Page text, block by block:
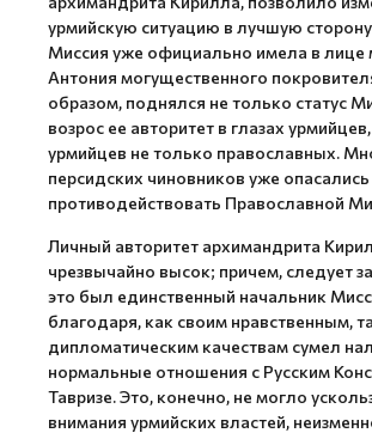
урмийскую ситуацию в лучшую
Миссия уже официально имела в лице
Антония могущественного
образом, поднялся не только статус
возрос ее авторитет в глазах
урмийцев не только православных.
персидских чиновников уже
противодействовать Православной
Личный авторитет архимандрита
чрезвычайно высок; причем, следует
это был единственный начальник
благодаря, как своим нравственным,
дипломатическим качествам сумел
нормальные отношения с Русским
Тавризе. Это, конечно, не могло
внимания урмийских властей,